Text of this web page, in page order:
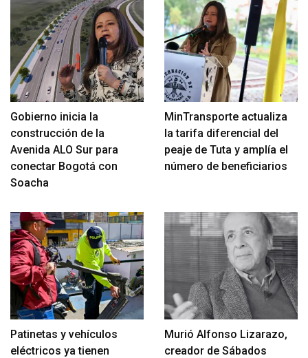
Gobierno inicia la
construcción de la
Avenida ALO Sur para
conectar Bogotá con
Soacha
MinTransporte actualiza
la tarifa diferencial del
peaje de Tuta y amplía el
número de beneficiarios
Patinetas y vehículos
eléctricos ya tienen
Murió Alfonso Lizarazo,
creador de Sábados